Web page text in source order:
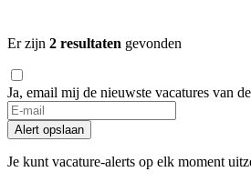
Er zijn 2 resultaten gevonden
Ja, email mij de nieuwste vacatures van
If
you
are
a
Alert opslaan
Je kunt vacature-alerts op elk moment